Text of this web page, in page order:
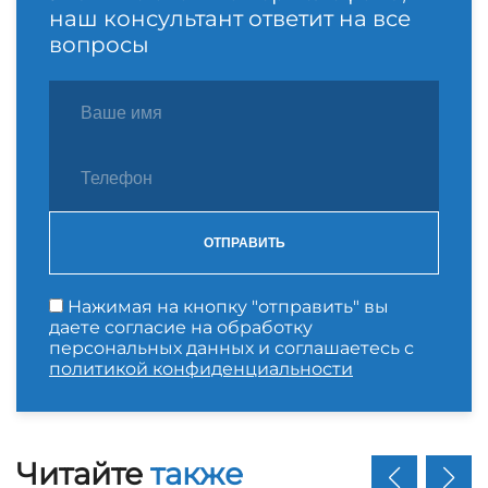
наш консультант ответит на все
вопросы
ОТПРАВИТЬ
Нажимая на кнопку "отправить" вы
даете согласие на обработку
персональных данных и соглашаетесь с
политикой конфиденциальности
Читайте также